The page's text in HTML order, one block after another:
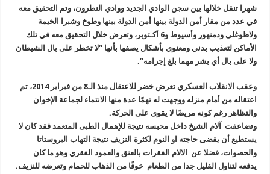
شهرا تنقل خلالها بين سجن الوادي الجديد ووادي النطرون، وتم التحقيق معه
في عدد من مقار أمن الدولة بينها أمن الدولة ببنها وطوخ وشبرا الخيمة
ولاظوغلى ودمنهور وأسيوط و6 أكـتوبر، وتعرض خلال التحقيق معه في تلك
الأماكن لتعذيب بدني ومعنوي بأشكال يصفها بأنها “لا تخطر على بال الشيطان
ولا على بال أي بشر مهما بلغ إجرامه”.
وعقب الانقلاب العسكري تعرض خضر للاعتقال منذ الـ8 من فبراير 2014، تم
اعتقاله من أمام منزله ووجهت له تهمًا عدة منها الانتماء لجماعة الإخوان
والتظاهر رغم كونه مريضًا لا يقوى على الحركة.
وتضاعفت آلام الشيخ داخل محبسه نتيجة للإهمال الطبى المتعمد فقد كان لا
يستطيع أن يقضى حاجته او النوم لكثرة النزيف نتيجة التهاب البروستاتا
والحصوات، فضلا عن الالام الفقرات بالعنق والعمود الفقري وهو ما كان
يدفعه لتناول القليل جدا من الطعام خوفًا من الذهاب للحمام وتعرضه للنزيف.